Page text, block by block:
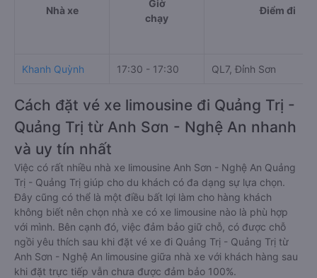
Nhà xe
Giờ
chạy
Điểm đi
Khanh Quỳnh 17:30 - 17:30 QL7, Đỉnh Sơn
Cách đặt vé xe limousine đi Quảng Trị -
Quảng Trị từ Anh Sơn - Nghệ An nhanh
và uy tín nhất
Việc có rất nhiều nhà xe limousine Anh Sơn - Nghệ An Quảng
Trị - Quảng Trị giúp cho du khách có đa dạng sự lựa chọn.
Đây cũng có thể là một điều bất lợi làm cho hàng khách
không biết nên chọn nhà xe có xe limousine nào là phù hợp
với mình. Bên cạnh đó, việc đảm bảo giữ chỗ, có được chỗ
ngồi yêu thích sau khi đặt vé xe đi Quảng Trị - Quảng Trị từ
Anh Sơn - Nghệ An limousine giữa nhà xe với khách hàng sau
khi đặt trực tiếp vẫn chưa được đảm bảo 100%.